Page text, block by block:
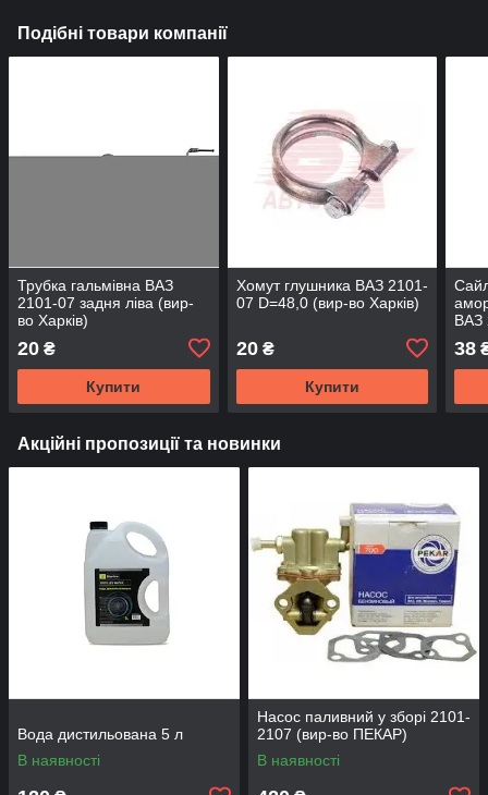
Подібні товари компанії
Трубка гальмівна ВАЗ
2101-07 задня ліва (вир-
во Харків)
20 ₴
Купити
Хомут глушника ВАЗ 2101-
07 D=48,0 (вир-во Харків)
20₴
Купити
ВАЗ
38
Акційні пропозиції та новинки
Вода дистильована 5 л
В наявності
Насос паливний у зборі 2101-
2107 (вир-во ПЕКАР)
В наявності